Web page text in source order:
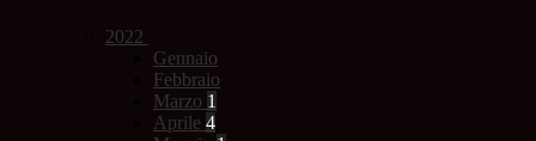
2022
Gennaio
Febbraio
Marzo 1
Aprile 4